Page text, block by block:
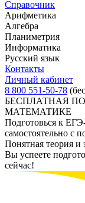
Справочник
Арифметика
Алгебра
Планиметрия
Информатика
Русский язык
Контакты
Личный кабинет
8 800 551-50-78
БЕСПЛАТНАЯ
МАТЕМАТИКЕ
Подготовься к
самостоятельно с
Понятная теория
Вы успеете
сейчас!